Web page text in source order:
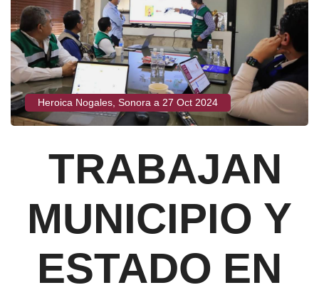
Heroica Nogales, Sonora a 27 Oct 2024
TRABAJAN
MUNICIPIO Y
ESTADO EN